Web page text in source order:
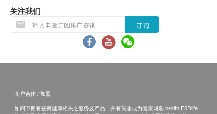
*所有疫苗都必须经过评估才可注射，如有需要，医生
亦会在场解答问题及提供协助。如医生认为不适合注
射疫苗，将取消此计划的服务，全数费用退回。
*疫苗注射均由注册医生/医护人员负责注射程序及此
服务隻适用于佐敦检验中心 (办公时间：星期一、三
关注我们
订阅
商户合作 / 加盟
如阁下拥有任何健康相关之服务及产品，并有兴趣成为健康网购 health.ESDlife